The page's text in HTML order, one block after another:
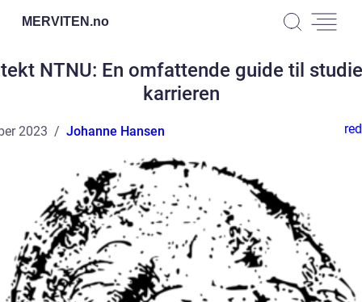
MERVITEN.no
NTNU: En omfattende guide til
karrieren
2023 Johanne Hansen